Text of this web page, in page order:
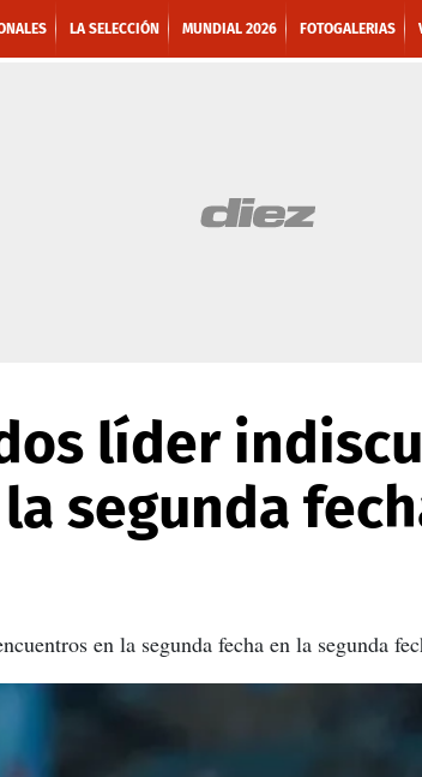
LA SELECCIÓN MUNDIAL 2026 FOTOGALERIAS
líder
segunda
en la segunda fecha en la segunda